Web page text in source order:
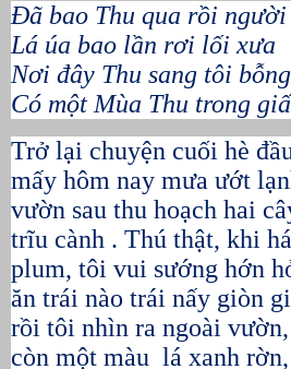
Đã bao Thu qua rồi
Lá úa bao lần rơi lối xưa
Nơi đây Thu sang tôi
Có một Mùa Thu trong
Trở lại chuyện cuối hè
mấy hôm nay mưa ướt
vườn sau thu hoạch hai
trĩu cành . Thú thật, khi
plum, tôi vui sướng hớn
ăn trái nào trái nấy giòn
rồi tôi nhìn ra ngoài
còn một màu lá xanh